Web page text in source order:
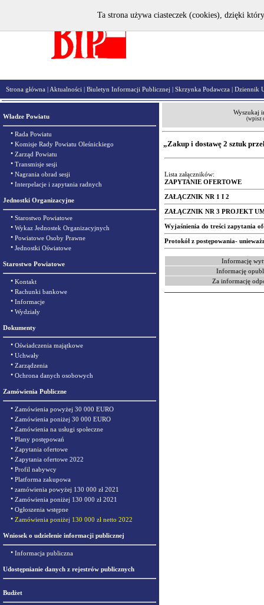
Strona główna | Aktualności | Biuletyn Informacji Publicznej | Skrzynka Podawcza | Dziennik
Władze Powiatu
• Rada Powiatu
• Komisje Rady Powiatu Oleśnickiego
• Zarząd Powiatu
• Transmisje sesji
• Nagrania obrad sesji
• Interpelacje i zapytania radnych
Jednostki Organizacyjne
• Starostwo Powiatowe
• Wykaz Jednostek Organizacyjnych
• Powiatowe Osoby Prawne
• Jednostki Oświatowe
Starostwo Powiatowe
• Kontakt
• Rachunki bankowe
• Informacje
• Wydziały
Dokumenty
• Oświadczenia majątkowe
• Uchwały
• Zarządzenia
• Ochrona danych osobowych
Zamówienia Publiczne
• Zamówienia powyżej 30 000 EURO
• Zamówienia poniżej 30 000 EURO
• Zamówienia na usługi społeczne
• Plany postępowań
• Zapytania ofertowe
• Zapytania ofertowe 2022
• Profil nabywcy
• Platforma zakupowa
• zamówienia powyżej 130 000 zł 2021
• Zamówienia poniżej 130 000 zł 2021
• Ogłoszenia wstępne
• Zamówienia poniżej 130 000 zł netto 2022
Wniosek o udzielenie informacji publicznej
• Informacja publiczna
Udostępnianie danych z rejestrów publicznych
Budżet
Wyszukaj
(wpisz
„Zakup i dostawę 2 sztuk
Lista załączników:
ZAPYTANIE OFERTOWE
ZAŁĄCZNIK NR 1 I 2
ZAŁĄCZNIK NR 3 PROJEKT
Wyjaśnienia do treści zapytania
Protokół z postępowania-
Informację
Informację
Za informację
Ta strona używa ciasteczek (cookies), dzięki